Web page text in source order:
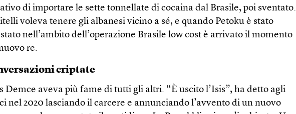
di importare le sette tonnellate di cocaina dal Brasile, poi sventato.
voleva tenere gli albanesi vicino a sé, e quando Petoku è stato
nell’ambito dell’operazione Brasile low cost è arrivato il momento
re.
criptate
Demce aveva più fame di tutti gli altri. “È uscito l’Isis”, ha detto agli
nel 2020 lasciando il carcere e annunciando l’avvento di un nuovo